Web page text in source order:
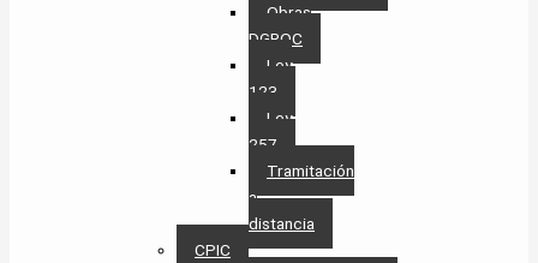
Obras
DGROC
Ley
123
Ley
257
Tramitación
a
distancia
CPIC